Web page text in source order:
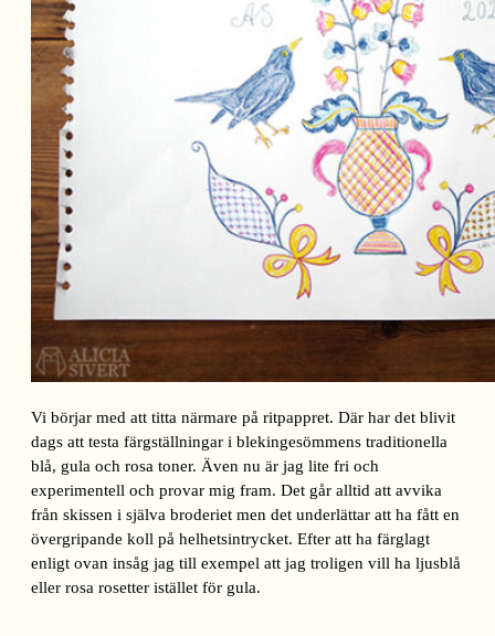
Vi börjar med att titta närmare på ritpappret. Där har det blivit
dags att testa färgställningar i blekingesömmens traditionella
blå, gula och rosa toner. Även nu är jag lite fri och
experimentell och provar mig fram. Det går alltid att avvika
från skissen i själva broderiet men det underlättar att ha fått en
övergripande koll på helhetsintrycket. Efter att ha färglagt
enligt ovan insåg jag till exempel att jag troligen vill ha ljusblå
eller rosa rosetter istället för gula.